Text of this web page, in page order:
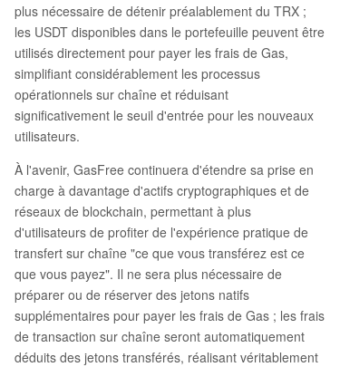
plus nécessaire de détenir préalablement du TRX ;
les USDT disponibles dans le portefeuille peuvent être
utilisés directement pour payer les frais de Gas,
simplifiant considérablement les processus
opérationnels sur chaîne et réduisant
significativement le seuil d'entrée pour les nouveaux
utilisateurs.
À l'avenir, GasFree continuera d'étendre sa prise en
charge à davantage d'actifs cryptographiques et de
réseaux de blockchain, permettant à plus
d'utilisateurs de profiter de l'expérience pratique de
transfert sur chaîne "ce que vous transférez est ce
que vous payez". Il ne sera plus nécessaire de
préparer ou de réserver des jetons natifs
supplémentaires pour payer les frais de Gas ; les frais
de transaction sur chaîne seront automatiquement
déduits des jetons transférés, réalisant véritablement